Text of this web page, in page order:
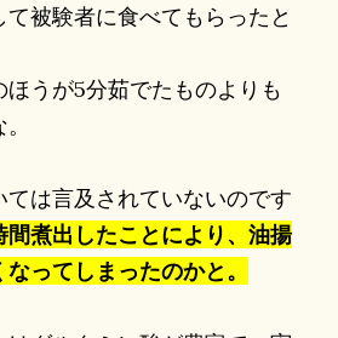
被験者に食べてもらったと
うが5分茹でたものよりも
は言及されていないのです
間煮出したことにより、油揚
ってしまったのかと。